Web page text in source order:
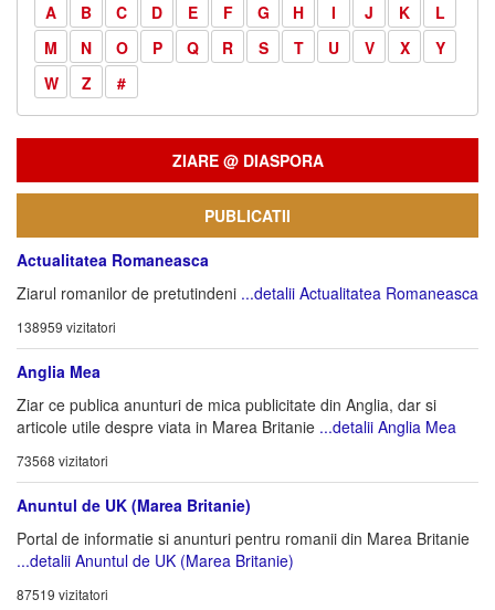
A B C D E F G H I J K
L
M
N O P Q R S T U V X
Y
W
Z #
ZIARE @ DIASPORA
PUBLICATII
Actualitatea Romaneasca
Ziarul romanilor de pretutindeni ...detalii Actualitatea Romaneasca
138959 vizitatori
Anglia Mea
Ziar ce publica anunturi de mica publicitate din Anglia, dar si
articole utile despre viata in Marea Britanie ...detalii Anglia Mea
73568 vizitatori
Anuntul de UK (Marea Britanie)
Portal de informatie si anunturi pentru romanii din Marea Britanie
...detalii Anuntul de UK (Marea Britanie)
87519 vizitatori